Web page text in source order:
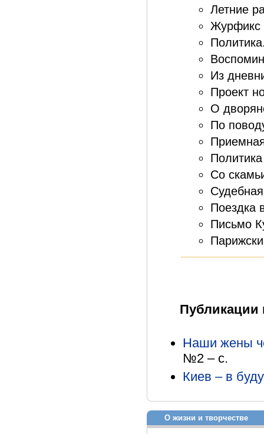
Летние
Журфикс
Из
Проект
О
По
Со
Поездка
Письмо
Публикации
Наши жены
№2 – с.
Киев – в
О жизни и творчестве